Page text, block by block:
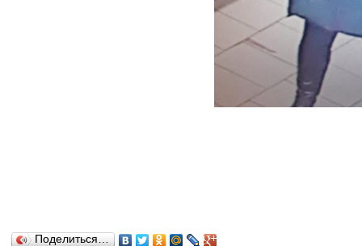
Поделиться…